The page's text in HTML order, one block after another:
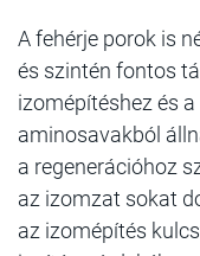
A fehérje porok is
és szintén fontos
izomépítéshez és
aminosavakból
a regenerációhoz
az izomzat sokat
az izomépítés